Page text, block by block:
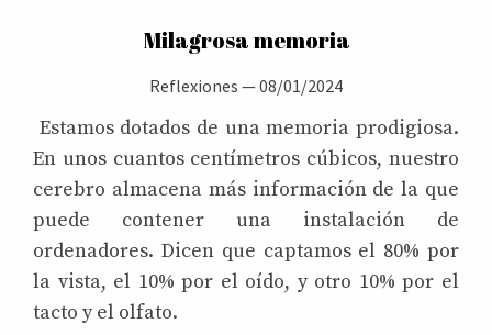
Milagrosa memoria
Reflexiones —08/01/2024
Estamos dotados de una memoria prodigiosa.
En unos cuantos centímetros cúbicos, nuestro
cerebro almacena más información de la que
puede contener una instalación de
ordenadores. Dicen que captamos el 80% por
la vista, el 10% por el oído, y otro 10% por el
tacto y el olfato.